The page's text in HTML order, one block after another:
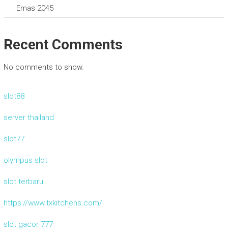
Emas 2045
Recent Comments
No comments to show.
slot88
server thailand
slot77
olympus slot
slot terbaru
https://www.txkitchens.com/
slot gacor 777